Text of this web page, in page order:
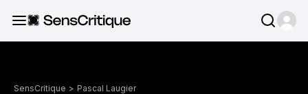
SensCritique > Pascal Laugier